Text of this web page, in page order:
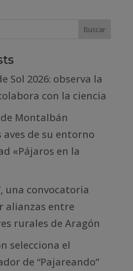
Sol 2026: observa la
con la ciencia
Montalbán
aves de su entorno
«Pájaros en la
una convocatoria
alianzas entre
rurales de Aragón
selecciona el
de “Pajareando”